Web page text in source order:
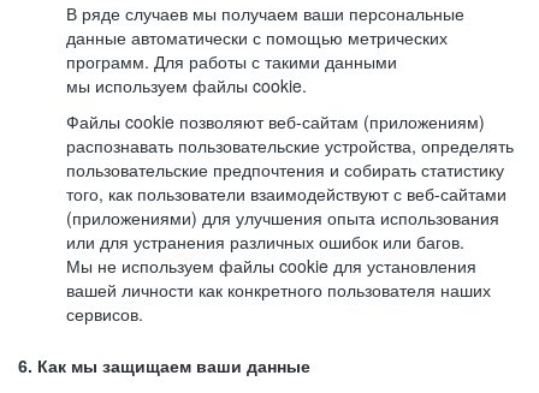
В ряде случаев мы получаем ваши персональные
данные автоматически с помощью метрических
программ. Для работы с такими данными
мы используем файлы cookie.
Файлы cookie позволяют веб-сайтам (приложениям)
распознавать пользовательские устройства, определять
пользовательские предпочтения и собирать статистику
того, как пользователи взаимодействуют с веб-сайтами
(приложениями) для улучшения опыта использования
или для устранения различных ошибок или багов.
Мы не используем файлы cookie для установления
вашей личности как конкретного пользователя наших
сервисов.
6. Как мы защищаем ваши данные